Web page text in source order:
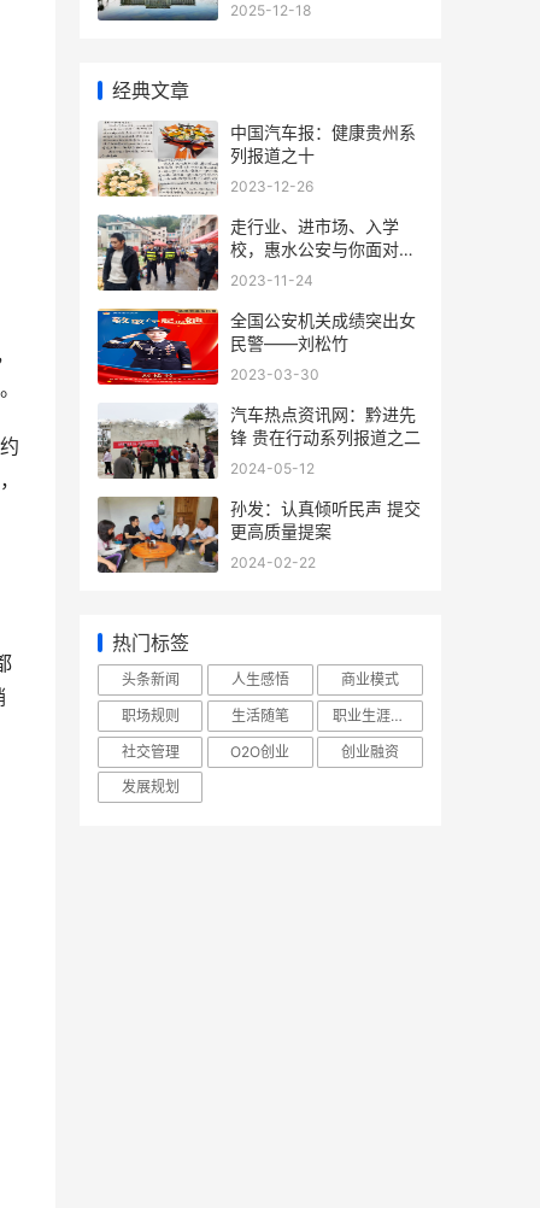
2025-12-18
经典文章
中国汽车报：健康贵州系
列报道之十
2023-12-26
走行业、进市场、入学
校，惠水公安与你面对面
“话”安全
2023-11-24
全国公安机关成绩突出女
民警——刘松竹
2023-03-30
汽车热点资讯网：黔进先
锋 贵在行动系列报道之二
2024-05-12
孙发：认真倾听民声 提交
更高质量提案
2024-02-22
热门标签
头条新闻 人生感悟
商业模式
职场规则
生活随笔
职业生涯规划
社交管理
O2O创业
创业融资
发展规划